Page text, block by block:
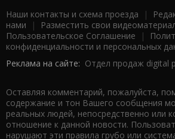
Наши контакты и схема проезда |
нами | Разместить свои
Пользовательское Соглашение |
конфиденциальности и персональных
Реклама на сайте: Отдел продаж digital
Оставляя комментарий, пожалуйста,
содержание и тон Вашего сообщения
реальных людей, непосредственно или
отношение к данной новости.
нарушают эти правила грубо или